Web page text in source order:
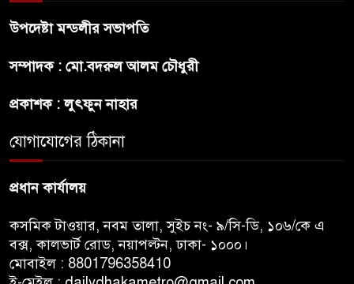
বাংলাদেশে বিনিয়োগ ও দক্ষ শ্রমিক
উপদেষ্টা মন্ডলীর সভাপতি
সম্পাদক : মো.বদরুল আলম চৌধুরী
প্রকাশক : লুৎফুন নাহার
যোগাযোগের ঠিকানা
প্রধান কার্যালয়
কসমিক টাওয়ার, নবম তালা, সুইচ নং- ৯/সি-ডি, ১০৬/কে এ
বক্স, কালভার্ট রোড, নয়াপল্টন, ঢাকা- ১০০০।
মোবাইল : 8801796358410